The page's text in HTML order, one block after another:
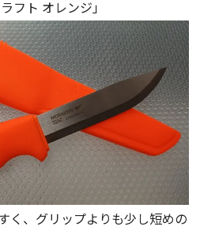
フト オレンジ」
く、グリップよりも少し短めの